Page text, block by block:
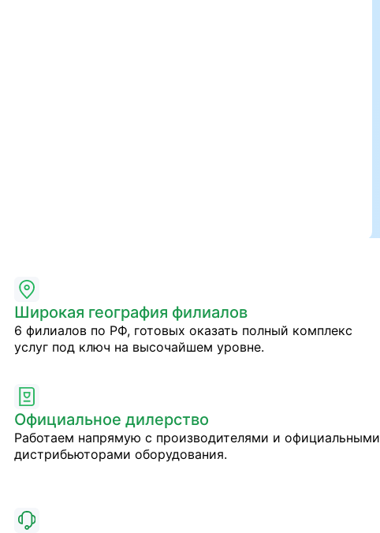
Широкая география филиалов
6 филиалов по РФ, готовых оказать полный комплекс
услуг под ключ на высочайшем уровне.
Официальное дилерство
Работаем напрямую с производителями и официальными
дистрибьюторами оборудования.